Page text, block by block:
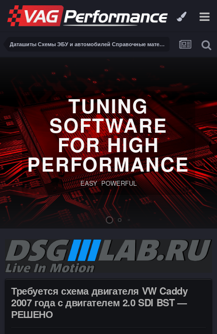
Даташиты Схемы ЭБУ и автомобилей Справочные материалы, инструкции, описания, книги Заказ и поиск схем ЭБУ и автомобилей
TUNING
SOFTWARE
FOR HIGH
PERFORMANCE
EASY POWERFUL
Требуется схема двигателя VW Caddy
2007 года с двигателем 2.0 SDI BST —
РЕШЕНО